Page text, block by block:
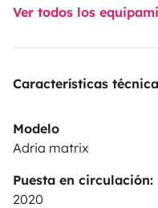
Ver todos los
Características
Modelo
Adria matrix
Puesta en circulación:
2020